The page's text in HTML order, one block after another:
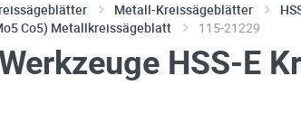
Metall-Kreissägeblätter
Co5) Metallkreissägeblatt
115-21229
HSS-E